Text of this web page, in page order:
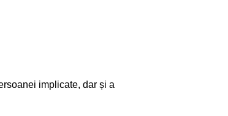
implicate, dar și a